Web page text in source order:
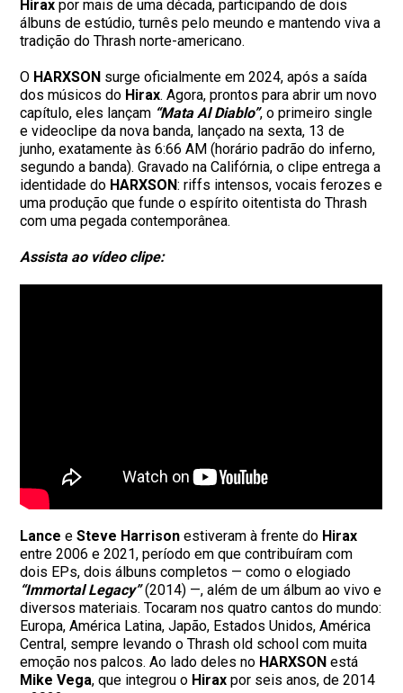
Hirax por mais de uma década, participando de dois
álbuns de estúdio, turnês pelo meundo e mantendo viva a
tradição do Thrash norte-americano.
O HARXSON surge oficialmente em 2024, após a saída
dos músicos do Hirax. Agora, prontos para abrir um novo
capítulo, eles lançam “Mata Al Diablo”, o primeiro single
e videoclipe da nova banda, lançado na sexta, 13 de
junho, exatamente às 6:66 AM (horário padrão do inferno,
segundo a banda). Gravado na Califórnia, o clipe entrega a
identidade do HARXSON: riffs intensos, vocais ferozes e
uma produção que funde o espírito oitentista do Thrash
com uma pegada contemporânea.
Assista ao vídeo clipe:
Lance eSteve Harrison estiveram à frente do Hirax
entre 2006 e 2021, período em que contribuíram com
dois EPs, dois álbuns completos — como o elogiado
“Immortal Legacy”(2014) —, além de um álbum ao vivo e
diversos materiais. Tocaram nos quatro cantos do mundo:
Europa, América Latina, Japão, Estados Unidos, América
Central, sempre levando o Thrash old school com muita
emoção nos palcos. Ao lado deles no HARXSON está
Mike Vega, que integrou o Hirax por seis anos, de 2014